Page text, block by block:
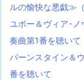
ルの愉快な悪戯≫
ユボー＆ヴィア･
奏曲第1番を聴いて
バーンスタイン＆
番を聴いて